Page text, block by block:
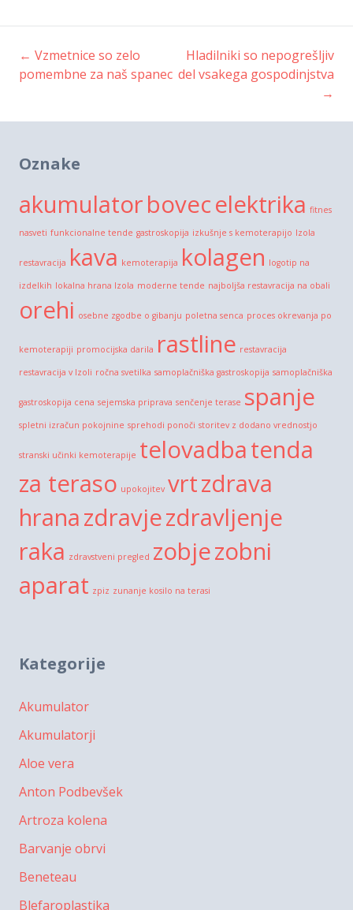
Post
navigation
← Vzmetnice so zelo
pomembne za naš spanec
Hladilniki so nepogrešljiv
del vsakega gospodinjstva
→
Oznake
akumulatorbovecelektrika fitnes
nasveti funkcionalne tende gastroskopija izkušnje s kemoterapijo Izola
restavracija kava kemoterapija kolagen logotip na
izdelkih lokalna hrana Izola moderne tende najboljša restavracija na obali
orehi osebne zgodbe o gibanju poletna senca proces okrevanja po
kemoterapiji promocijska darila rastline restavracija
restavracija v Izoli ročna svetilka samoplačniška gastroskopija samoplačniška
gastroskopija cena sejemska priprava senčenje terase spanje
spletni izračun pokojnine sprehodi ponoči storitev z dodano vrednostjo
stranski učinki kemoterapije telovadbatenda
za teraso upokojitev vrtzdrava
hranazdravjezdravljenje
raka zdravstveni pregled zobjezobni
aparat zpiz zunanje kosilo na terasi
Kategorije
Akumulator
Akumulatorji
Aloe vera
Anton Podbevšek
Artroza kolena
Barvanje obrvi
Beneteau
Blefaroplastika